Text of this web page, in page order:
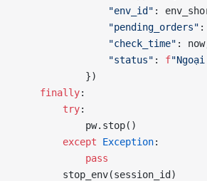
                "env_id"
:
                "pending_orders"
:
                "check_time"
:
                "status"
: f
            })
    finally
:
        try
:
            pw.stop()
        except
Exception:
            pass
        stop_env(session_id)